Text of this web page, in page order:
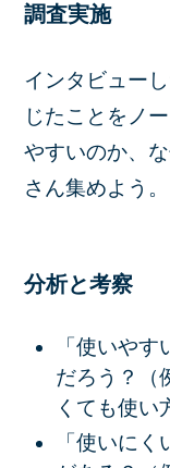
調査実施
インタビュー
じたことをノ
やすいのか、
さん集めよう。
分析と考察
「使いや
だろう？（
くても使い
「使いに